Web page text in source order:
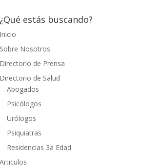
¿Qué estás buscando?
Inicio
Sobre Nosotros
Directorio de Prensa
Directorio de Salud
Abogados
Psicólogos
Urólogos
Psiquiatras
Residencias 3a Edad
Articulos